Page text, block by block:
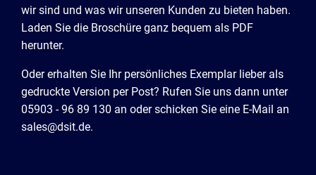
wir sind und was wir unseren Kunden zu bieten haben.
Laden Sie die Broschüre ganz bequem als PDF
herunter.
Oder erhalten Sie Ihr persönliches Exemplar lieber als
gedruckte Version per Post? Rufen Sie uns dann unter
05903 - 96 89 130 an oder schicken Sie eine E-Mail an
sales@dsit.de.